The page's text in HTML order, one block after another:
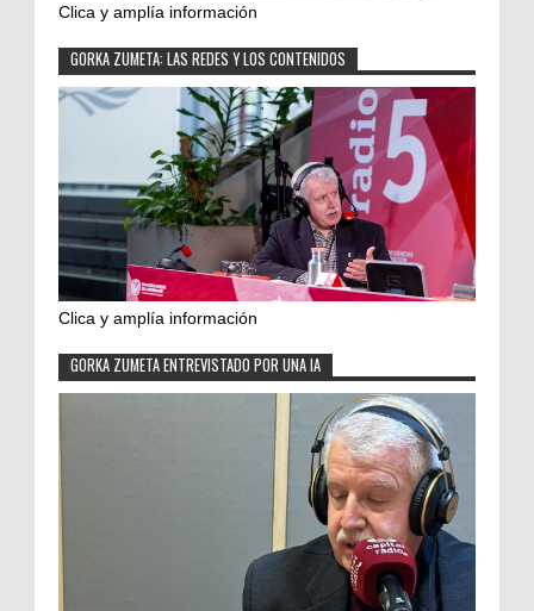
Clica y amplía información
GORKA ZUMETA: LAS REDES Y LOS CONTENIDOS
Clica y amplía información
GORKA ZUMETA ENTREVISTADO POR UNA IA